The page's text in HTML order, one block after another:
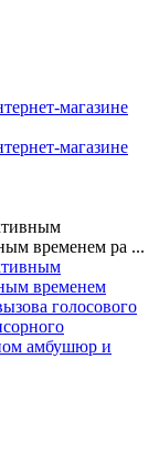
временем ра ...
временем
голосового
амбушюр и